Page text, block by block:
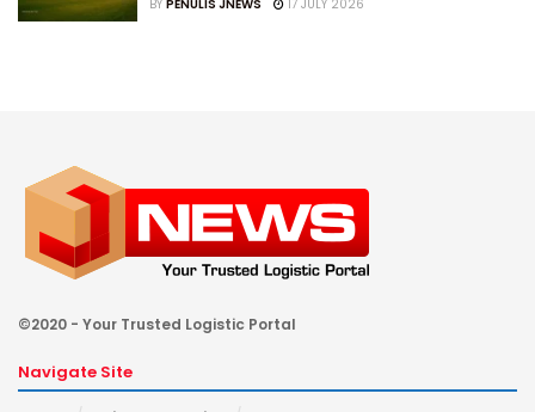
BY PENULIS JNEWS 17 JULY 2026
©2020 - Your Trusted Logistic Portal
Navigate Site